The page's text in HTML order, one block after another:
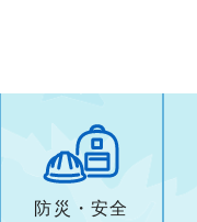
防災・安全